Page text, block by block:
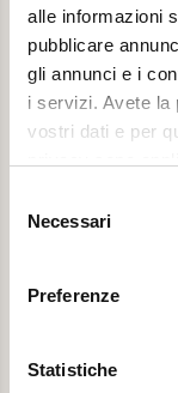
alle informazioni
pubblicare
gli annunci e i
i servizi. Avete la
vostri dati e per
modificare o
momento dalla
delNecessari
Preferenze
Statistiche
servizi.
Informativa
(https://
Per la